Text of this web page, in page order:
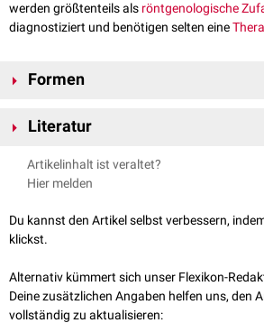
werden größtenteils als röntgenologische
diagnostiziert und benötigen selten eine
Formen
Patella multipartita
Literatur
"Taschenatlas Anatomie 1,
Thieme-Verlag, 10. Auflage
Artikelinhalt ist veraltet?
Hier melden
Du kannst den Artikel selbst verbessern,
klickst.
Alternativ kümmert sich unser Flexikon-
Deine zusätzlichen Angaben helfen uns, den
vollständig zu aktualisieren: